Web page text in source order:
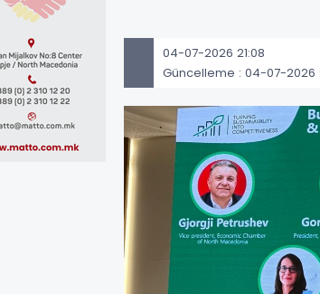
04-07-2026 21:08
Güncelleme : 04-07-2026